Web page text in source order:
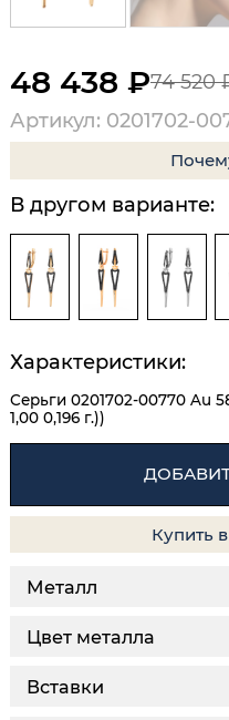
48 438 ₽74 520
Артикул: 0201702-
В другом варианте:
Характеристики:
Серьги 0201702-00770 Au
1,00 0,196 г.))
Купить
Металл
Цвет металла
Вставки